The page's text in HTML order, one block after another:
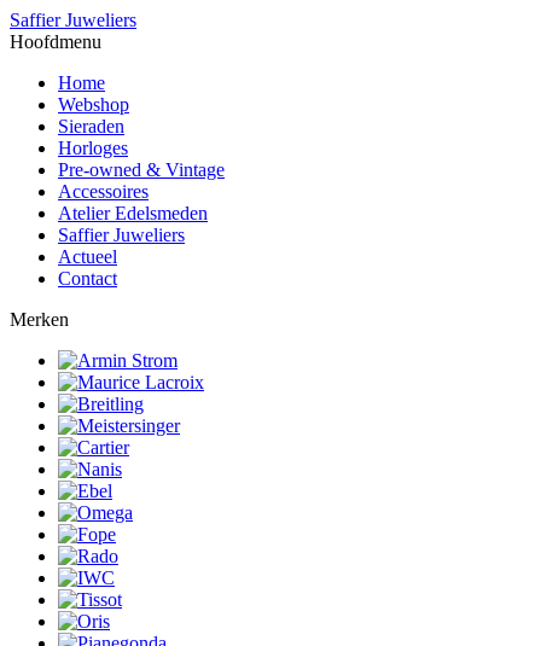
Saffier Juweliers
Hoofdmenu
Home
Webshop
Sieraden
Horloges
Pre-owned & Vintage
Accessoires
Atelier Edelsmeden
Saffier Juweliers
Actueel
Contact
Merken